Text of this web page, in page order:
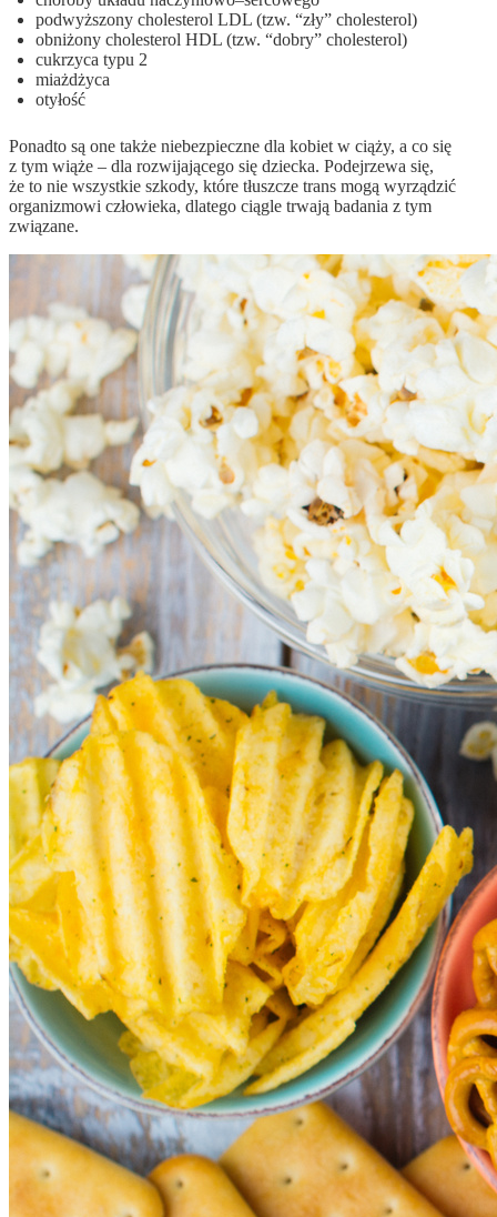
podwyższony cholesterol LDL (tzw. “zły” cholesterol)
obniżony cholesterol HDL (tzw. “dobry” cholesterol)
cukrzyca typu 2
miażdżyca
otyłość
Ponadto są one także niebezpieczne dla kobiet w ciąży, a co się
z tym wiąże – dla rozwijającego się dziecka. Podejrzewa się,
że to nie wszystkie szkody, które tłuszcze trans mogą wyrządzić
organizmowi człowieka, dlatego ciągle trwają badania z tym
związane.